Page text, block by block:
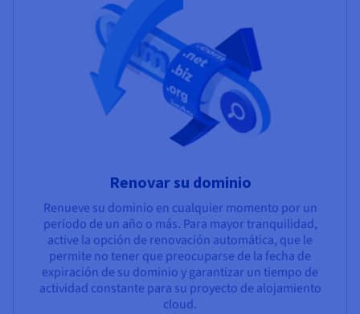
Renovar su dominio
Renueve su dominio en cualquier momento por un
período de un año o más. Para mayor tranquilidad,
active la opción de renovación automática, que le
permite no tener que preocuparse de la fecha de
expiración de su dominio y garantizar un tiempo de
actividad constante para su proyecto de alojamiento
cloud.